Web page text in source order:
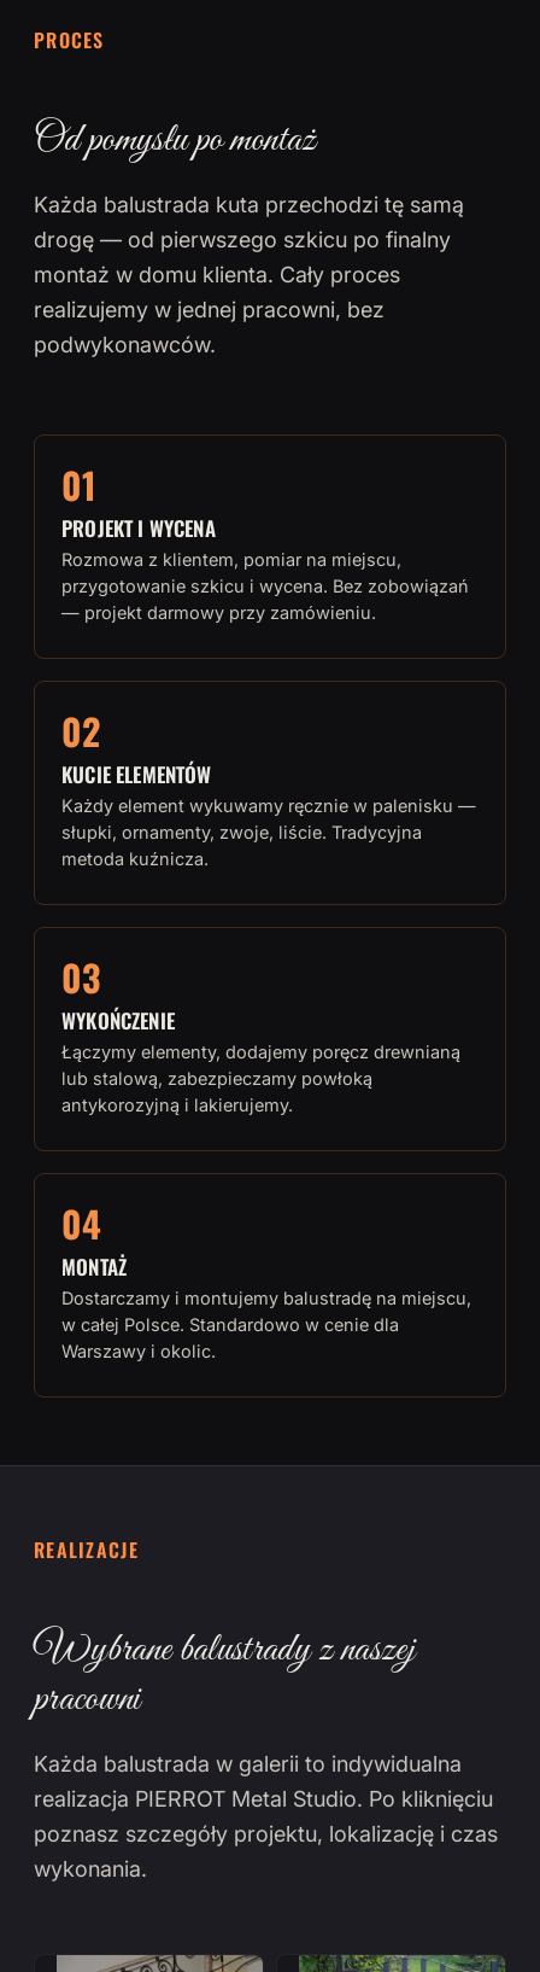
PROCES
Od pomysłu po montaż
Każda balustrada kuta przechodzi tę samą
drogę — od pierwszego szkicu po finalny
montaż w domu klienta. Cały proces
realizujemy w jednej pracowni, bez
podwykonawców.
01
PROJEKT I WYCENA
Rozmowa z klientem, pomiar na miejscu,
przygotowanie szkicu i wycena. Bez zobowiązań
— projekt darmowy przy zamówieniu.
02
KUCIE ELEMENTÓW
Każdy element wykuwamy ręcznie w palenisku —
słupki, ornamenty, zwoje, liście. Tradycyjna
metoda kuźnicza.
03
WYKOŃCZENIE
Łączymy elementy, dodajemy poręcz drewnianą
lub stalową, zabezpieczamy powłoką
antykorozyjną i lakierujemy.
04
MONTAŻ
Dostarczamy i montujemy balustradę na miejscu,
w całej Polsce. Standardowo w cenie dla
Warszawy i okolic.
REALIZACJE
Wybrane balustrady z naszej
pracowni
Każda balustrada w galerii to indywidualna
realizacja PIERROT Metal Studio. Po kliknięciu
poznasz szczegóły projektu, lokalizację i czas
wykonania.